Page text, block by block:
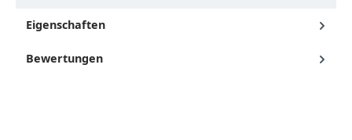
Eigenschaften
Bewertungen